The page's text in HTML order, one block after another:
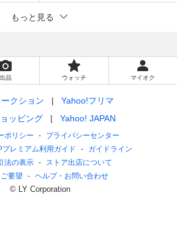
もっと見る
出品 ウォッチ マイオク
クション
Yahoo!フリマ
ッピング
Yahoo! JAPAN
ポリシー
プライバシーセンター
プレミアム利用ガイド
ガイドライン
法の表示
ストア出店について
要望
ヘルプ・お問い合わせ
© LY Corporation